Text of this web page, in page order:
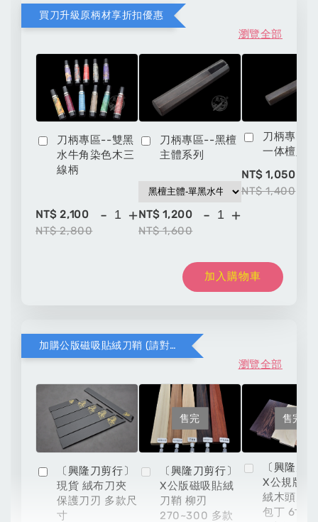
買刀升級原柄材享折扣優惠
瀏覽全部
刀柄專區--雙黑
水牛角染色木三
線柄
NT$ 2,100
NT$ 2,800
- +
刀柄專區--黑檀
主體系列
NT$ 1,200
NT$ 1,600
- +
刀柄專區
一体檀八
NT$ 1,050
NT$ 1,400
加入購物車
加購公版磁吸貼絨刀鞘 (請對應木頭材質與刀款尺寸)
瀏覽全部
〔興隆刀剪行〕
現貨 絨布刀夾
保護刀刃 多款尺
寸
售完
〔興隆刀剪行〕
X公版磁吸貼絨
刀鞘 柳刃
270~300 多款
售完
〔興隆刀
X公規版磁
絨木頭刀
包丁 6寸